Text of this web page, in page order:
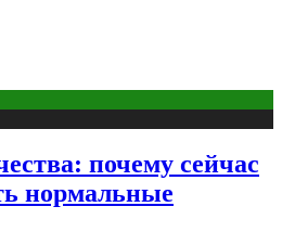
почему сейчас
нормальные